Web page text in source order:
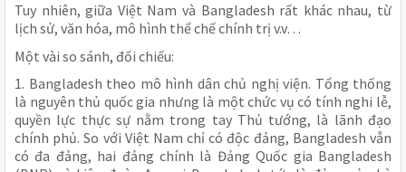
Tuy nhiên, giữa Việt Nam và Bangladesh rất khác nhau, từ
lịch sử, văn hóa, mô hình thể chế chính trị v.v…
Một vài so sánh, đối chiếu:
1. Bangladesh theo mô hình dân chủ nghị viện. Tổng thống
là nguyên thủ quốc gia nhưng là một chức vụ có tính nghi lễ,
quyền lực thực sự nằm trong tay Thủ tướng, là lãnh đạo
chính phủ. So với Việt Nam chỉ có độc đảng, Bangladesh vẫn
có đa đảng, hai đảng chính là Đảng Quốc gia Bangladesh